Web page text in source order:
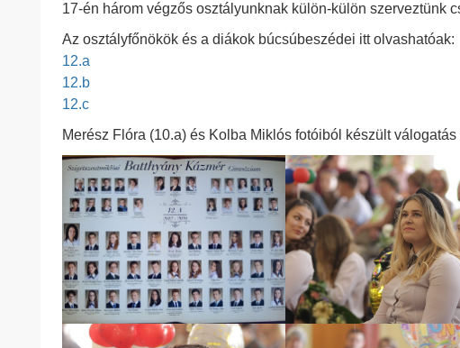
17-én három végzős osztályunknak külön-külön szerveztünk
Az osztályfőnökök és a diákok búcsúbeszédei itt olvashatóak:
12.a
12.b
12.c
Merész Flóra (10.a) és Kolba Miklós fotóiból készült válogatás